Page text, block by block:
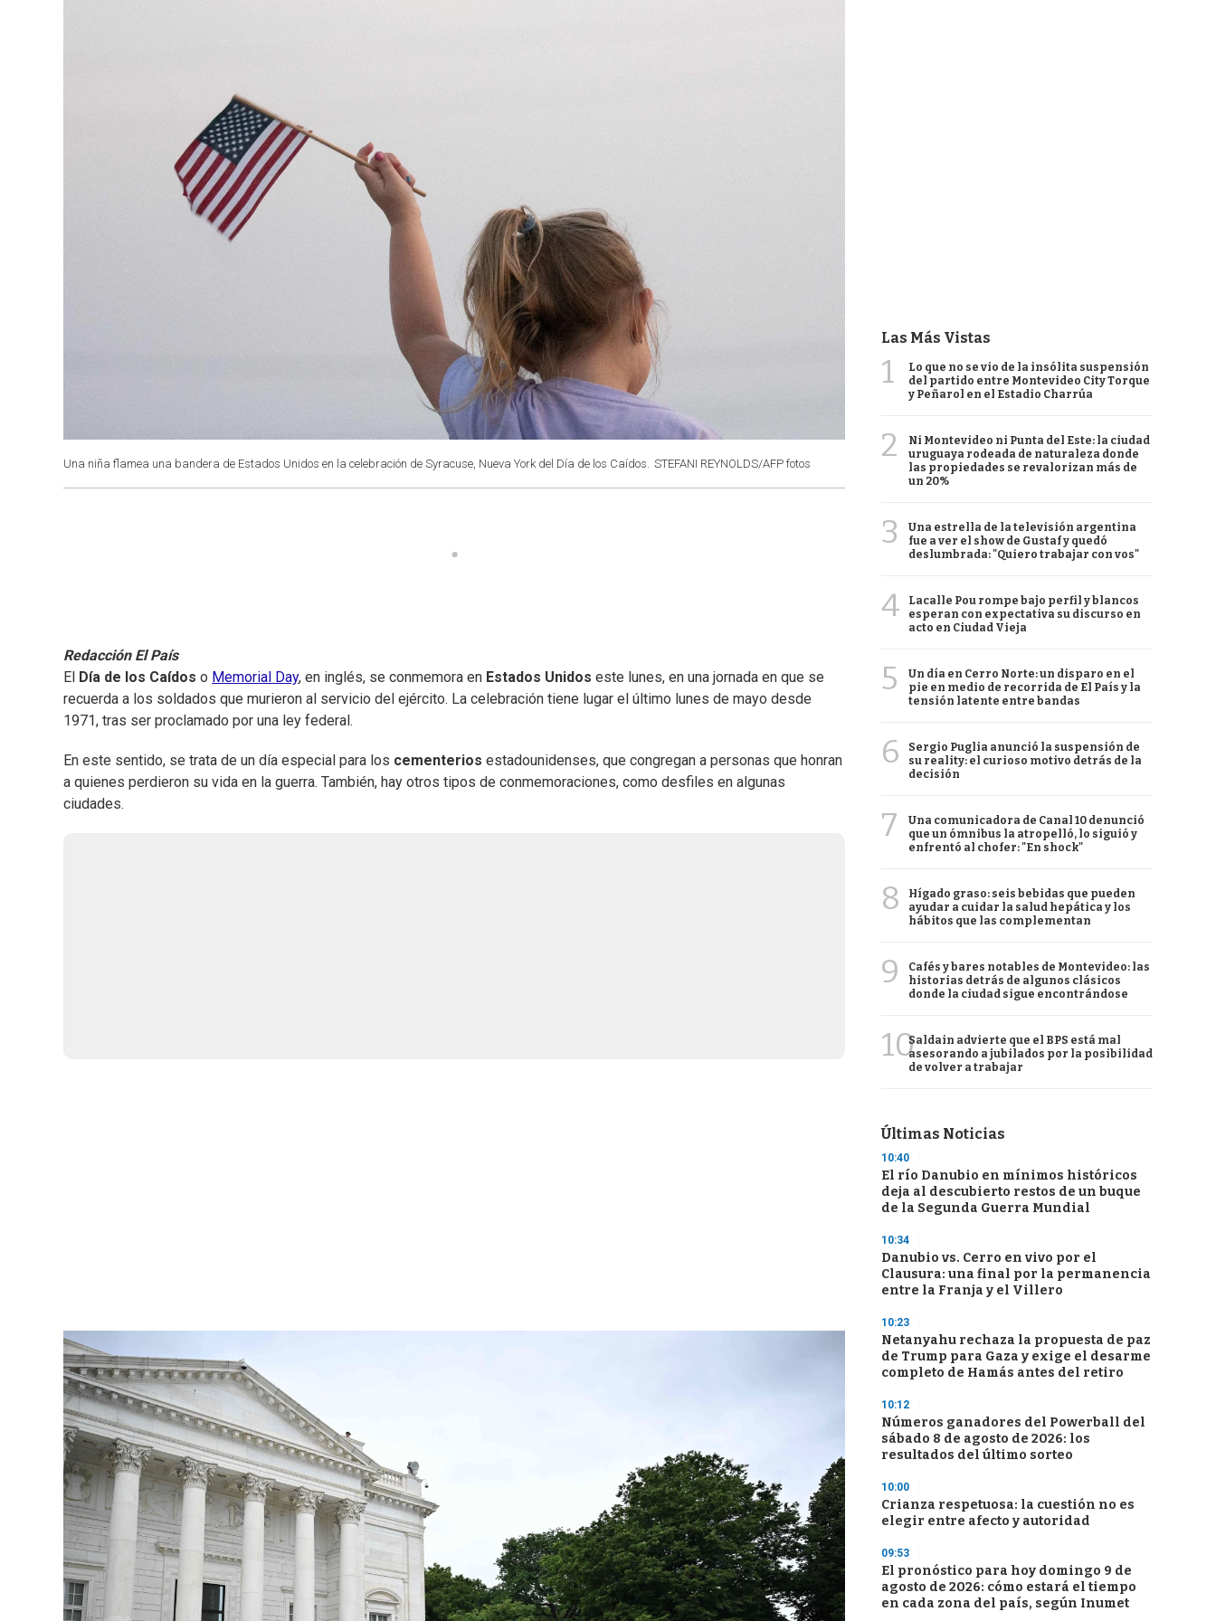
Una niña flamea una bandera de Estados Unidos en la celebración de Syracuse, Nueva York del Día de los Caídos. STEFANI REYNOLDS/AFP fotos
Redacción El País
El Día de los Caídos o Memorial Day, en inglés, se conmemora en Estados Unidos este lunes, en una jornada en que se
recuerda a los soldados que murieron al servicio del ejército. La celebración tiene lugar el último lunes de mayo desde
1971, tras ser proclamado por una ley federal.
En este sentido, se trata de un día especial para los cementerios estadounidenses, que congregan a personas que honran
a quienes perdieron su vida en la guerra. También, hay otros tipos de conmemoraciones, como desfiles en algunas
ciudades.
Las Más Vistas
1
Lo que no se vio de la insólita suspensión
del partido entre Montevideo City Torque
y Peñarol en el Estadio Charrúa
2
Ni Montevideo ni Punta del Este: la ciudad
uruguaya rodeada de naturaleza donde
las propiedades se revalorizan más de
un 20%
3
Una estrella de la televisión argentina
fue a ver el show de Gustaf y quedó
deslumbrada: "Quiero trabajar con vos"
4
Lacalle Pou rompe bajo perfil y blancos
esperan con expectativa su discurso en
acto en Ciudad Vieja
5
Un día en Cerro Norte: un disparo en el
pie en medio de recorrida de El País y la
tensión latente entre bandas
6
Sergio Puglia anunció la suspensión de
su reality: el curioso motivo detrás de la
decisión
7
Una comunicadora de Canal 10 denunció
que un ómnibus la atropelló, lo siguió y
enfrentó al chofer: "En shock"
8
Hígado graso: seis bebidas que pueden
ayudar a cuidar la salud hepática y los
hábitos que las complementan
9
Cafés y bares notables de Montevideo: las
historias detrás de algunos clásicos
donde la ciudad sigue encontrándose
10Saldain advierte que el BPS está mal
asesorando a jubilados por la posibilidad
de volver a trabajar
Últimas Noticias
10:40
El río Danubio en mínimos históricos
deja al descubierto restos de un buque
de la Segunda Guerra Mundial
10:34
Danubio vs. Cerro en vivo por el
Clausura: una final por la permanencia
entre la Franja y el Villero
10:23
Netanyahu rechaza la propuesta de paz
de Trump para Gaza y exige el desarme
completo de Hamás antes del retiro
10:12
Números ganadores del Powerball del
sábado 8 de agosto de 2026: los
resultados del último sorteo
10:00
Crianza respetuosa: la cuestión no es
elegir entre afecto y autoridad
09:53
El pronóstico para hoy domingo 9 de
agosto de 2026: cómo estará el tiempo
en cada zona del país, según Inumet